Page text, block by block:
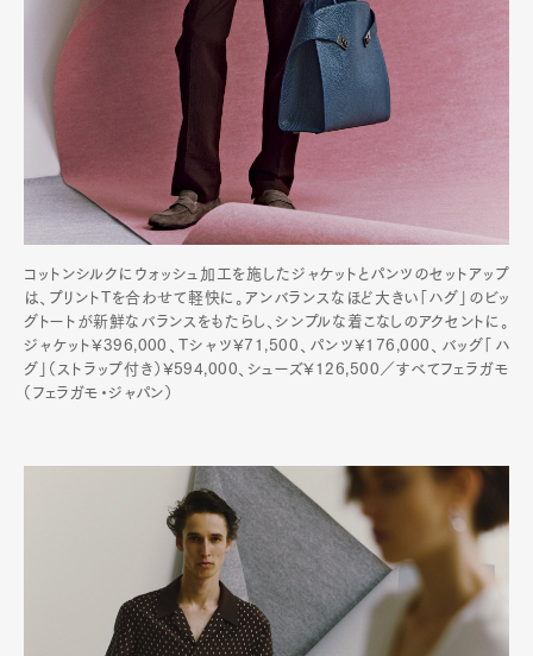
コットンシルクにウォッシュ加工を施したジャケットとパンツのセットアップ
は、プリントTを合わせて軽快に。アンバランスなほど大きい「ハグ」のビッ
グトートが新鮮なバランスをもたらし、シンプルな着こなしのアクセントに。
ジャケット¥396,000、Tシャツ¥71,500、パンツ¥176,000、バッグ「ハ
グ」（ストラップ付き）¥594,000、シューズ¥126,500／すべてフェラガモ
（フェラガモ・ジャパン）